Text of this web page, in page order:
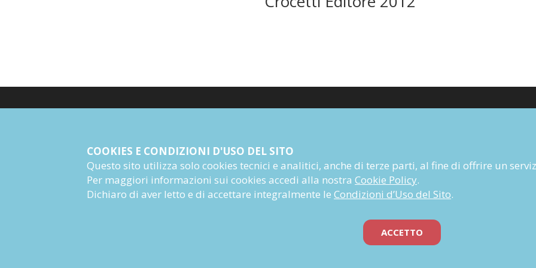
PI 04628780969
Informazioni Societarie
Autori
Rivista
Prossime uscite
COOKIES E CONDIZIONI D'USO DEL SITO
Questo sito utilizza solo cookies tecnici e analitici, anche di terze parti, al fine di offrire un
Per maggiori informazioni sui cookies accedi alla nostra Cookie Policy.
Dichiaro di aver letto e di accettare integralmente le Condizioni d’Uso del Sito.
ACCETTO